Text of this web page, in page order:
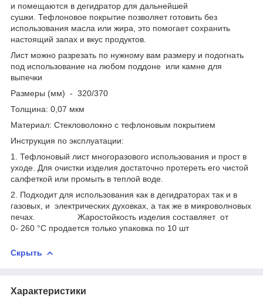
и помещаются в дегидратор для дальнейшей
сушки. Тефлоновое покрытие позволяет готовить без
использования масла или жира, это помогает сохранить
настоящий запах и вкус продуктов.
Лист можно разрезать по нужному вам размеру и подогнать
под использование на любом поддоне или камне для
выпечки
Размеры (мм) - 320/370
Толщина: 0,07 мкм
Материал: Стекловолокно с тефлоновым покрытием
Инструкция по эксплуатации:
1. Тефлоновый лист многоразового использования и прост в
уходе. Для очистки изделия достаточно протереть его чистой
салфеткой или промыть в теплой воде.
2. Подходит для использования как в дегидраторах так и в
газовых, и электрических духовках, а так же в микроволновых
печах. Жаростойкость изделия составляет от
0- 260 °С продается только упаковка по 10 шт
Скрыть
Характеристики